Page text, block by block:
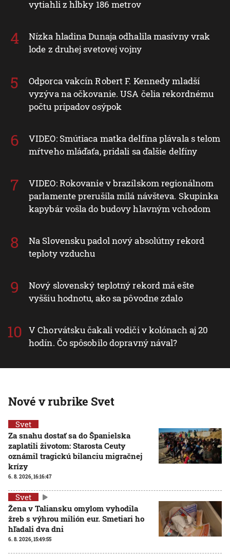
vytiahli z hĺbky 186 metrov
Nízka hladina Dunaja odhalila masívny vrak
lode z druhej svetovej vojny
Odporca vakcín Robert F. Kennedy mladší
vyzýva na očkovanie. USA čelia rekordnému
počtu prípadov osýpok
VIDEO: Smútiaca matka delfína plávala s telom
mŕtveho mláďaťa, pridali sa ďalšie delfíny
VIDEO: Rokovanie v brazílskom regionálnom
parlamente prerušila milá návšteva. Skupinka
kapybár vošla do budovy hlavným vchodom
Na Slovensku padol nový absolútny rekord
teploty vzduchu
Nový slovenský teplotný rekord má ešte
vyššiu hodnotu, ako sa pôvodne zdalo
V Chorvátsku čakali vodiči v kolónach aj 20
hodín. Čo spôsobilo dopravný nával?
Nové v rubrike Svet
Svet
Za snahu dostať sa do Španielska
zaplatili životom: Starosta Ceuty
oznámil tragickú bilanciu migračnej
krízy
6. 8. 2026, 16:16:47
Svet
Žena v Taliansku omylom vyhodila
žreb s výhrou milión eur. Smetiari ho
hľadali dva dni
6. 8. 2026, 15:49:55